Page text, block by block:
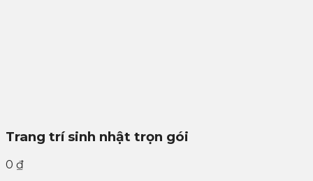
Trang trí sinh nhật trọn gói
0 ₫